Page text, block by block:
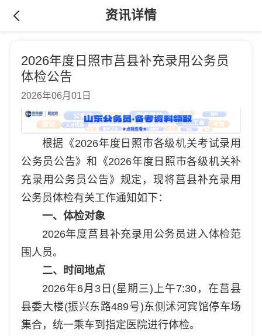
资讯详情
2026年度日照市莒县补充录用公务员
体检公告
2026年06月01日
根据《2026年度日照市各级机关考试录用
公务员公告》和《2026年度日照市各级机关补
充录用公务员公告》规定，现将莒县补充录用
公务员体检有关工作通知如下：
一、体检对象
2026年度莒县补充录用公务员进入体检范
围人员。
二、时间地点
2026年6月3日(星期三)上午7:30，在莒县
县委大楼(振兴东路489号)东侧沭河宾馆停车场
集合，统一乘车到指定医院进行体检。